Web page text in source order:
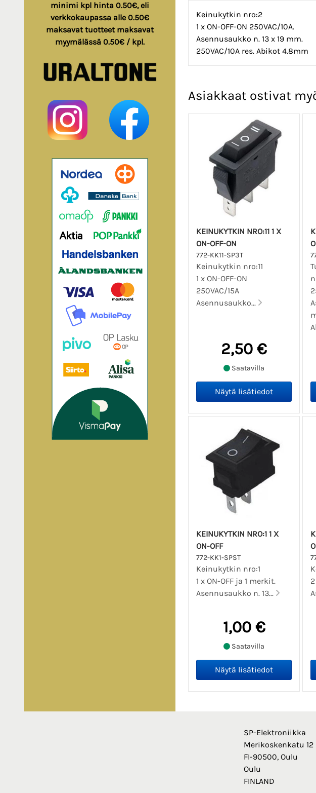
minimi kpl hinta 0.50€, eli
verkkokaupassa alle 0.50€
maksavat tuotteet maksavat
myymälässä 0.50€ / kpl.
Keinukytkin nro:2
1 x ON-OFF-ON 250VAC/10A.
Asennusaukko n. 13 x 19 mm.
250VAC/10A res. Abikot 4.8mm
Asiakkaat ostivat
KEINUKYTKIN NRO:11 1 X
ON-OFF-ON
772-KK11-SP3T
Keinukytkin nro:11
1 x ON-OFF-ON
250VAC/15A
Asennusaukko...
2,50 €
Saatavilla
KEINUKYTKIN NRO:1 1 X
ON-OFF
772-KK1-SPST
Keinukytkin nro:1
1 x ON-OFF ja 1 merkit.
Asennusaukko n. 13...
1,00 €
Saatavilla
SP-Elektroniikka
Merikoskenkatu 12
FI-90500, Oulu
Oulu
FINLAND